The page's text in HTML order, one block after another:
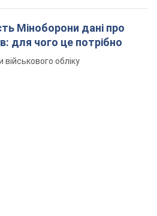
Міноборони дані про
для чого це потрібно
військового обліку